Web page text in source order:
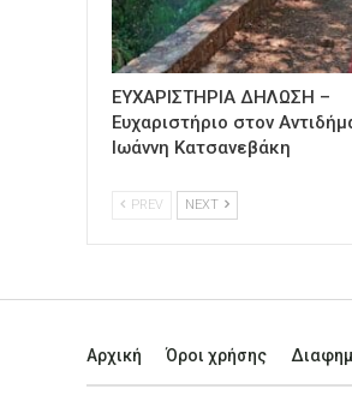
ΕΥΧΑΡΙΣΤΗΡΙΑ ΔΗΛΩΣΗ –
Ευχαριστήριο στον
Ιωάννη Κατσανεβάκη
PREV NEXT
Αρχική Όροι χρήσης